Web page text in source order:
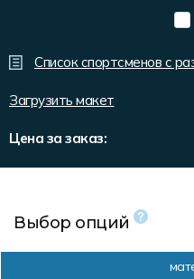
Список спортсменов с
Загрузить макет
Цена за заказ:
Выбор опций